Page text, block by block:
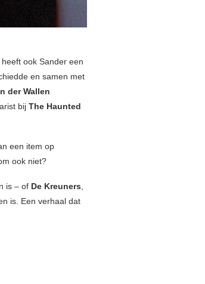
ook Sander een
en samen met
der Wallen
bij The Haunted
een item op
ook niet?
is – of De Kreuners,
is. Een verhaal dat